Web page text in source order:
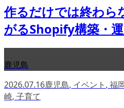
作るだけでは終わら
がるShopify構築・
鹿児島
2026.07.16鹿児島, イベント , 福
崎, 子育て